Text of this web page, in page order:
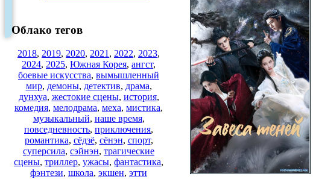
Облако тегов
2018, 2019, 2020, 2021 , 2022, 2023,
2024, 2025, Южная Корея, ангст,
боевые искусства, вымышленный
мир, демоны, детектив, драма,
дунхуа, жестокие сцены, история,
комедия, мелодрама, меха, мистика,
музыкальный, наше время,
повседневность, приключения,
романтика, сёдзё, сёнэн, спорт,
суперсила, сэйнэн, трагические
сцены, триллер, ужасы, фантастика,
фэнтези, школа, экшен, этти